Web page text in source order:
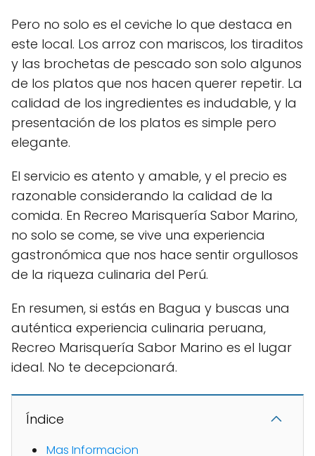
Pero no solo es el ceviche lo que destaca en
este local. Los arroz con mariscos, los tiraditos
y las brochetas de pescado son solo algunos
de los platos que nos hacen querer repetir. La
calidad de los ingredientes es indudable, y la
presentación de los platos es simple pero
elegante.
El servicio es atento y amable, y el precio es
razonable considerando la calidad de la
comida. En Recreo Marisquería Sabor Marino,
no solo se come, se vive una experiencia
gastronómica que nos hace sentir orgullosos
de la riqueza culinaria del Perú.
En resumen, si estás en Bagua y buscas una
auténtica experiencia culinaria peruana,
Recreo Marisquería Sabor Marino es el lugar
ideal. No te decepcionará.
Índice
Mas Informacion